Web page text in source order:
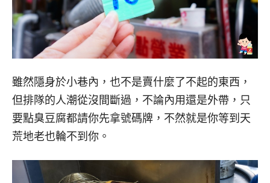
雖然隱身於小巷內，也不是賣什麼了不起的東西，
但排隊的人潮從沒間斷過，不論內用還是外帶，只
要點臭豆腐都請你先拿號碼牌，不然就是你等到天
荒地老也輪不到你。